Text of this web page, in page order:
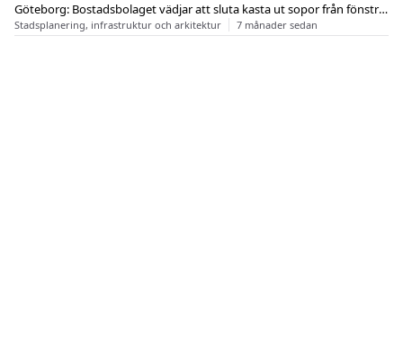
Göteborg: Bostadsbolaget vädjar att sluta kasta ut sopor från fönstren
Stadsplanering, infrastruktur och arkitektur 7 månader sedan